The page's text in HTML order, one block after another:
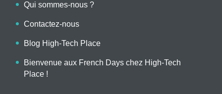
Qui sommes-nous ?
Contactez-nous
Blog High-Tech Place
Bienvenue aux French Days chez High-Tech
Place !